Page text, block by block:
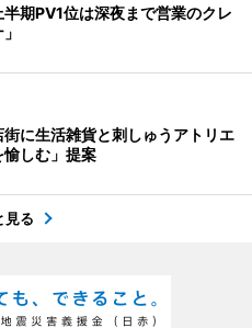
期PV1位は深夜まで営業のクレ
に生活雑貨と刺しゅうアトリエ
しむ」提案
見る